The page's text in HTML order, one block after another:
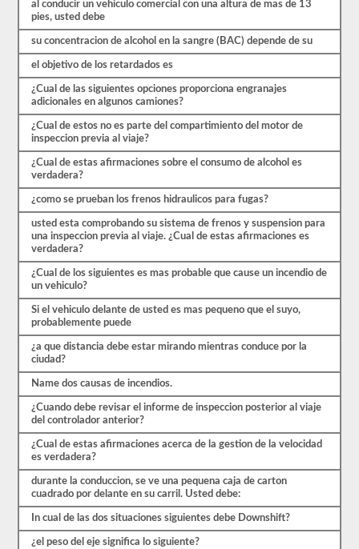
preguntas
con
que
encontrarás
y
hacen
que
pasar
sea
muy
fácil.
Tenemos
preguntas
examen
Conocimiento
general
distribuidas
ocho
exámenes
práctica
disponibles
forma
gratuita.
Asegúrate
de
realizar
todas
al conducir un vehiculo comercial con una altura de mas de 13
pies, usted debe
su concentracion de alcohol en la sangre (BAC) depende de su
el objetivo de los retardados es
¿Cual de las siguientes opciones proporciona engranajes
adicionales en algunos camiones?
¿Cual de estos no es parte del compartimiento del motor de
inspeccion previa al viaje?
¿Cual de estas afirmaciones sobre el consumo de alcohol es
verdadera?
¿como se prueban los frenos hidraulicos para fugas?
usted esta comprobando su sistema de frenos y suspension para
una inspeccion previa al viaje. ¿Cual de estas afirmaciones es
verdadera?
¿Cual de los siguientes es mas probable que cause un incendio de
un vehiculo?
Si el vehiculo delante de usted es mas pequeno que el suyo,
probablemente puede
¿a que distancia debe estar mirando mientras conduce por la
ciudad?
Name dos causas de incendios.
¿Cuando debe revisar el informe de inspeccion posterior al viaje
del controlador anterior?
¿Cual de estas afirmaciones acerca de la gestion de la velocidad
es verdadera?
durante la conduccion, se ve una pequena caja de carton
cuadrado por delante en su carril. Usted debe:
In cual de las dos situaciones siguientes debe Downshift?
¿el peso del eje significa lo siguiente?